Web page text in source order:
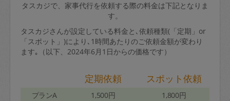
タスカジで、家事代行を依頼する際の料金は下記となりま
す。
タスカジさんが設定している料金と､依頼種類(「定期」or
「スポット」)により､1時間あたりのご依頼金額が変わり
ます｡（以下、2024年6月1日からの価格です）
定期依頼 スポット依頼
プランA 1,500円 1,800円